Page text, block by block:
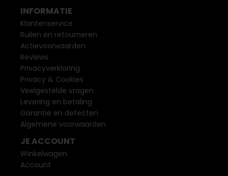
INFORMATIE
Klantenservice
Ruilen en retourneren
Actievoorwaarden
Reviews
Privacyverklaring
Privacy & Cookies
Veelgestelde vragen
Levering en betaling
Garantie en defecten
Algemene voorwaarden
JE ACCOUNT
Winkelwagen
Account